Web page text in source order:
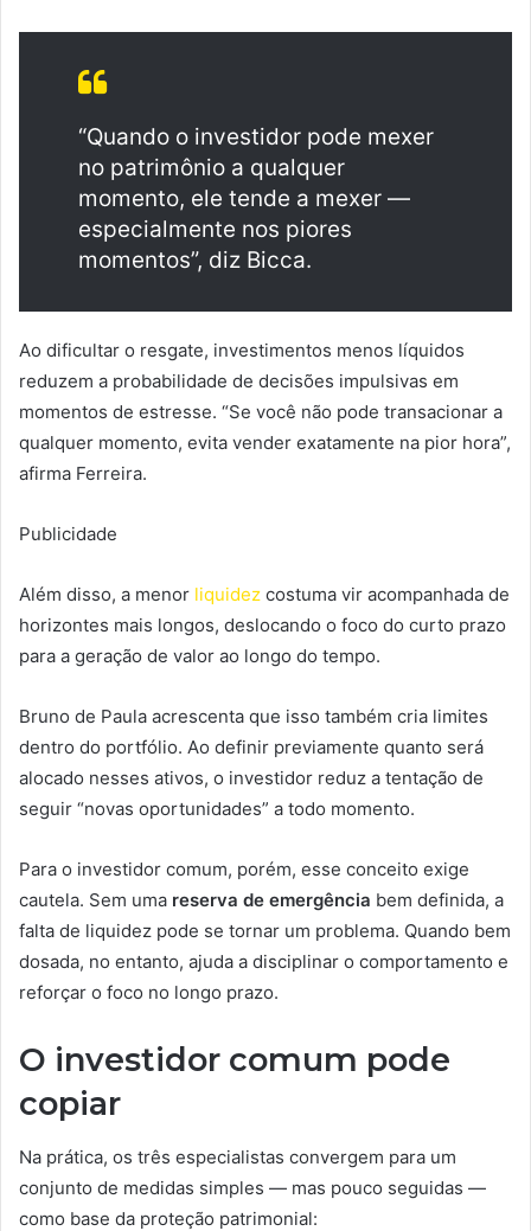
“Quando o investidor pode mexer
no patrimônio a qualquer
momento, ele tende a mexer —
especialmente nos piores
momentos”, diz Bicca.
Ao dificultar o resgate, investimentos menos líquidos
reduzem a probabilidade de decisões impulsivas em
momentos de estresse. “Se você não pode transacionar a
qualquer momento, evita vender exatamente na pior hora”,
afirma Ferreira.
Publicidade
Além disso, a menor liquidez costuma vir acompanhada de
horizontes mais longos, deslocando o foco do curto prazo
para a geração de valor ao longo do tempo.
Bruno de Paula acrescenta que isso também cria limites
dentro do portfólio. Ao definir previamente quanto será
alocado nesses ativos, o investidor reduz a tentação de
seguir “novas oportunidades” a todo momento.
Para o investidor comum, porém, esse conceito exige
cautela. Sem uma reserva de emergência bem definida, a
falta de liquidez pode se tornar um problema. Quando bem
dosada, no entanto, ajuda a disciplinar o comportamento e
reforçar o foco no longo prazo.
O investidor comum pode
copiar
Na prática, os três especialistas convergem para um
conjunto de medidas simples — mas pouco seguidas —
como base da proteção patrimonial: